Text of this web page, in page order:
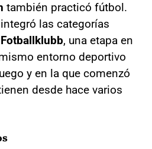
también practicó fútbol.
las categorías
, una etapa en
entorno deportivo
y en la que comenzó
desde hace varios